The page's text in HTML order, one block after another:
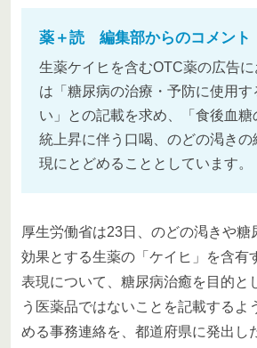
薬＋読 編集部からのコメント
生薬ケイヒを含むOTC薬の広告
は「糖尿病の治療・予防に使用す
い」との記載を求め、「食後血糖
統上昇に伴う口喝、のどの渇きの
現にとどめることとしています。
厚生労働省は23日、のどの渇きや糖
効果とする生薬の「ケイヒ」を含有
表現について、糖尿病治癒を目的と
う医薬品ではないことを記載するよ
める事務連絡を、都道府県に発出し